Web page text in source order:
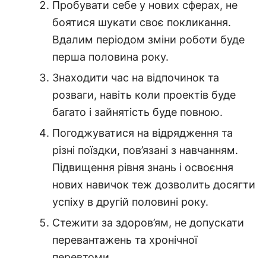
Пробувати себе у нових сферах, не
боятися шукати своє покликання.
Вдалим періодом зміни роботи буде
перша половина року.
Знаходити час на відпочинок та
розваги, навіть коли проектів буде
багато і зайнятість буде повною.
Погоджуватися на відрядження та
різні поїздки, пов’язані з навчанням.
Підвищення рівня знань і освоєння
нових навичок теж дозволить досягти
успіху в другій половині року.
Стежити за здоров’ям, не допускати
перевантажень та хронічної